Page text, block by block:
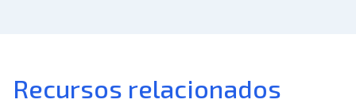
Recursos relacionados